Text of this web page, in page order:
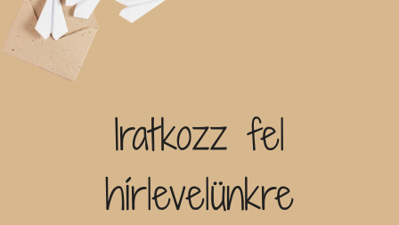
Sorozat
Címke
Új címke hozzáadásaIratkozz fel
hírlevelünkre